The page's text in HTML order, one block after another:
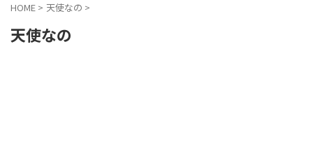
HOME > 天使なの >
天使なの